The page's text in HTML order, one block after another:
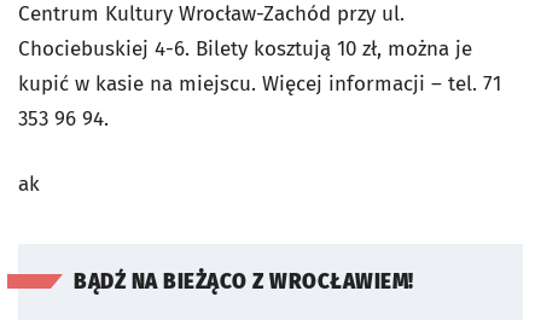
Centrum Kultury Wrocław-Zachód przy ul.
Chociebuskiej 4-6. Bilety kosztują 10 zł, można je
kupić w kasie na miejscu. Więcej informacji – tel. 71
353 96 94.
ak
BĄDŹ NA BIEŻĄCO Z WROCŁAWIEM!